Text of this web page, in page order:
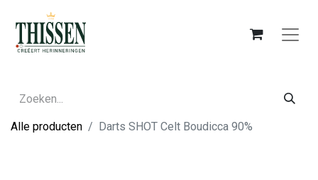
Alle producten Darts SHOT Celt Boudicca 90%